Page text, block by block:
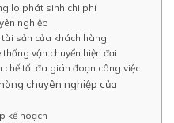
lo phát sinh chi phí
nghiệp
sản của khách hàng
vận chuyển hiện đại
chế tối đa gián đoạn công việc
chuyên nghiệp của
kế hoạch